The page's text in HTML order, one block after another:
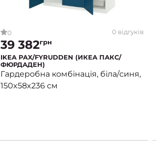
0 0 відгуків
39 382грн
IKEA PAX/FYRUDDEN (ИКЕА ПАКС/
ФЮРДАДЕН)
Гардеробна комбінація, біла/синя,
150x58x236 см